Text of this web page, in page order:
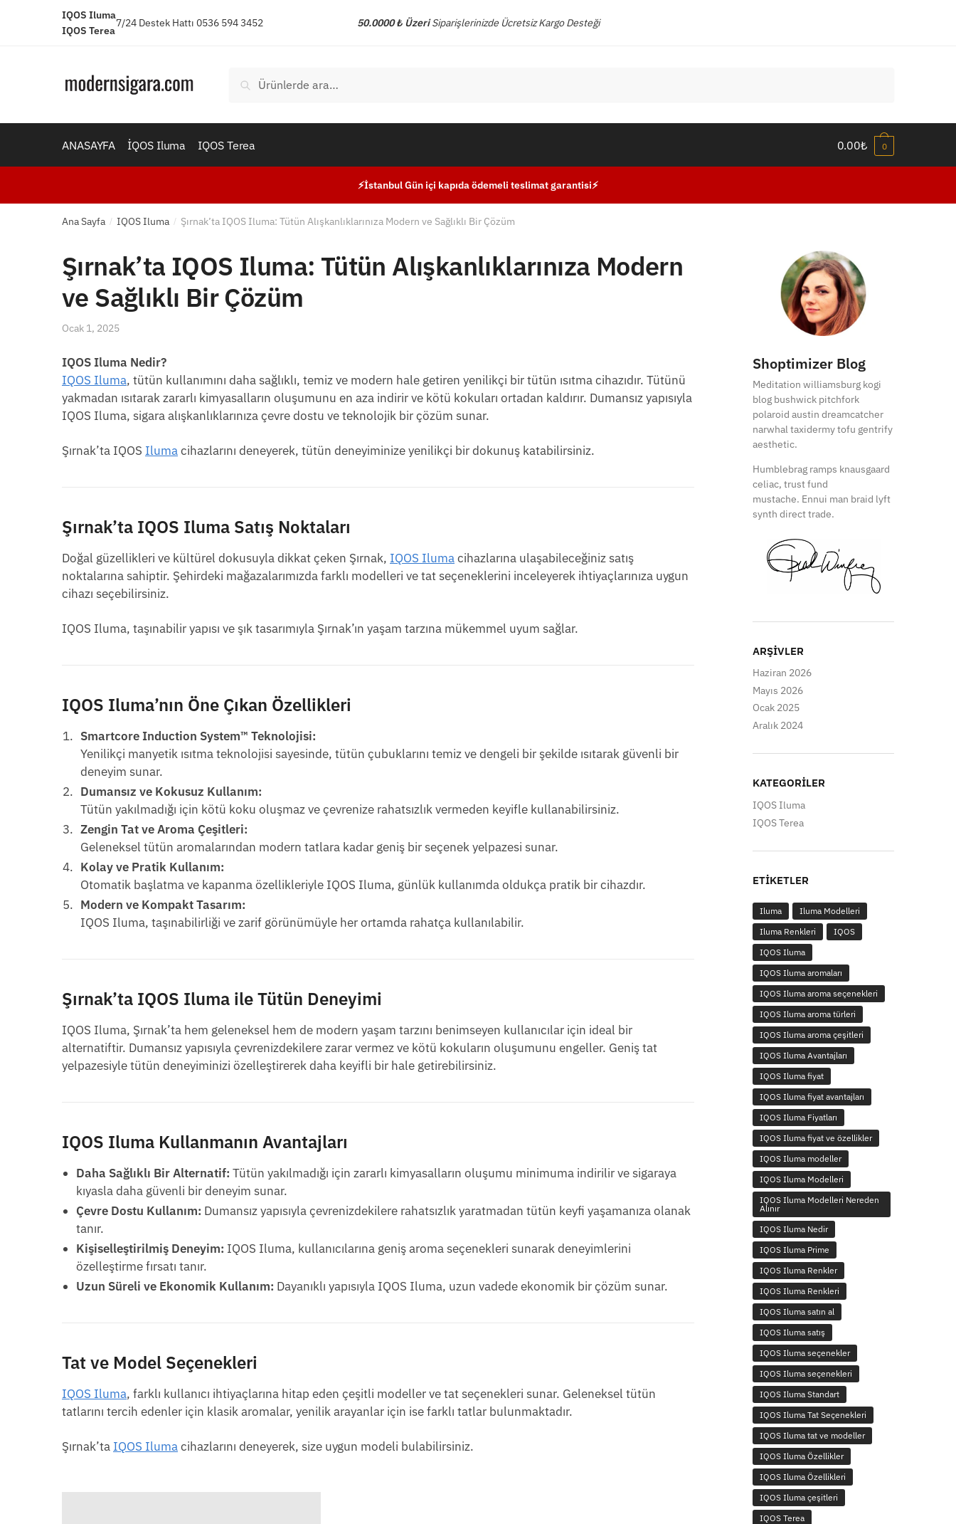
IQOS Iluma
IQOS Terea
7/24 Destek Hattı 0536 594 3452 50.0000 ₺ Üzeri Siparişlerinizde Ücretsiz Kargo Desteği
Ara
ANASAYFA İQOS Iluma IQOS Terea 0.00₺ 0
⚡İstanbul Gün içi kapıda ödemeli teslimat garantisi⚡
Ana Sayfa / IQOS Iluma / Şırnak’ta IQOS Iluma: Tütün Alışkanlıklarınıza Modern ve Sağlıklı Bir Çözüm
Şırnak’ta IQOS Iluma: Tütün Alışkanlıklarınıza Modern
ve Sağlıklı Bir Çözüm
Ocak 1, 2025
IQOS Iluma Nedir?
IQOS Iluma, tütün kullanımını daha sağlıklı, temiz ve modern hale getiren yenilikçi bir tütün ısıtma cihazıdır. Tütünü
yakmadan ısıtarak zararlı kimyasalların oluşumunu en aza indirir ve kötü kokuları ortadan kaldırır. Dumansız yapısıyla
IQOS Iluma, sigara alışkanlıklarınıza çevre dostu ve teknolojik bir çözüm sunar.
Şırnak’ta IQOS Ilumacihazlarını deneyerek, tütün deneyiminize yenilikçi bir dokunuş katabilirsiniz.
Şırnak’ta IQOS Iluma Satış Noktaları
Doğal güzellikleri ve kültürel dokusuyla dikkat çeken Şırnak, IQOS Ilumacihazlarına ulaşabileceğiniz satış
noktalarına sahiptir. Şehirdeki mağazalarımızda farklı modelleri ve tat seçeneklerini inceleyerek ihtiyaçlarınıza uygun
cihazı seçebilirsiniz.
IQOS Iluma, taşınabilir yapısı ve şık tasarımıyla Şırnak’ın yaşam tarzına mükemmel uyum sağlar.
IQOS Iluma’nın Öne Çıkan Özellikleri
Smartcore Induction System™ Teknolojisi:
Yenilikçi manyetik ısıtma teknolojisi sayesinde, tütün çubuklarını temiz ve dengeli bir şekilde ısıtarak güvenli bir
deneyim sunar.
Dumansız ve Kokusuz Kullanım:
Tütün yakılmadığı için kötü koku oluşmaz ve çevrenize rahatsızlık vermeden keyifle kullanabilirsiniz.
Zengin Tat ve Aroma Çeşitleri:
Geleneksel tütün aromalarından modern tatlara kadar geniş bir seçenek yelpazesi sunar.
Kolay ve Pratik Kullanım:
Otomatik başlatma ve kapanma özellikleriyle IQOS Iluma, günlük kullanımda oldukça pratik bir cihazdır.
Modern ve Kompakt Tasarım:
IQOS Iluma, taşınabilirliği ve zarif görünümüyle her ortamda rahatça kullanılabilir.
Şırnak’ta IQOS Iluma ile Tütün Deneyimi
IQOS Iluma, Şırnak’ta hem geleneksel hem de modern yaşam tarzını benimseyen kullanıcılar için ideal bir
alternatiftir. Dumansız yapısıyla çevrenizdekilere zarar vermez ve kötü kokuların oluşumunu engeller. Geniş tat
yelpazesiyle tütün deneyiminizi özelleştirerek daha keyifli bir hale getirebilirsiniz.
IQOS Iluma Kullanmanın Avantajları
Daha Sağlıklı Bir Alternatif: Tütün yakılmadığı için zararlı kimyasalların oluşumu minimuma indirilir ve sigaraya
kıyasla daha güvenli bir deneyim sunar.
Çevre Dostu Kullanım: Dumansız yapısıyla çevrenizdekilere rahatsızlık yaratmadan tütün keyfi yaşamanıza olanak
tanır.
Kişiselleştirilmiş Deneyim: IQOS Iluma, kullanıcılarına geniş aroma seçenekleri sunarak deneyimlerini
özelleştirme fırsatı tanır.
Uzun Süreli ve Ekonomik Kullanım: Dayanıklı yapısıyla IQOS Iluma, uzun vadede ekonomik bir çözüm sunar.
Tat ve Model Seçenekleri
IQOS Iluma, farklı kullanıcı ihtiyaçlarına hitap eden çeşitli modeller ve tat seçenekleri sunar. Geleneksel tütün
tatlarını tercih edenler için klasik aromalar, yenilik arayanlar için ise farklı tatlar bulunmaktadır.
Şırnak’ta IQOS Ilumacihazlarını deneyerek, size uygun modeli bulabilirsiniz.
Shoptimizer Blog
Meditation williamsburg kogi
blog bushwick pitchfork
polaroid austin dreamcatcher
narwhal taxidermy tofu gentrify
aesthetic.
Humblebrag ramps knausgaard
celiac, trust fund
mustache. Ennui man braid lyft
synth direct trade.
ARŞIVLER
Haziran 2026
Mayıs 2026
Ocak 2025
Aralık 2024
KATEGORILER
IQOS Iluma
IQOS Terea
ETIKETLER
Iluma
Iluma Modelleri
Iluma Renkleri
IQOS
IQOS Iluma
IQOS Iluma aromaları
IQOS Iluma aroma seçenekleri
IQOS Iluma aroma türleri
IQOS Iluma aroma çeşitleri
IQOS Iluma Avantajları
IQOS Iluma fiyat
IQOS Iluma fiyat avantajları
IQOS Iluma Fiyatları
IQOS Iluma fiyat ve özellikler
IQOS Iluma modeller
IQOS Iluma Modelleri
IQOS Iluma Modelleri Nereden
Alınır
IQOS Iluma Nedir
IQOS Iluma Prime
IQOS Iluma Renkler
IQOS Iluma Renkleri
IQOS Iluma satın al
IQOS Iluma satış
IQOS Iluma seçenekler
IQOS Iluma seçenekleri
IQOS Iluma Standart
IQOS Iluma Tat Seçenekleri
IQOS Iluma tat ve modeller
IQOS Iluma Özellikler
IQOS Iluma Özellikleri
IQOS Iluma çeşitleri
IQOS Terea